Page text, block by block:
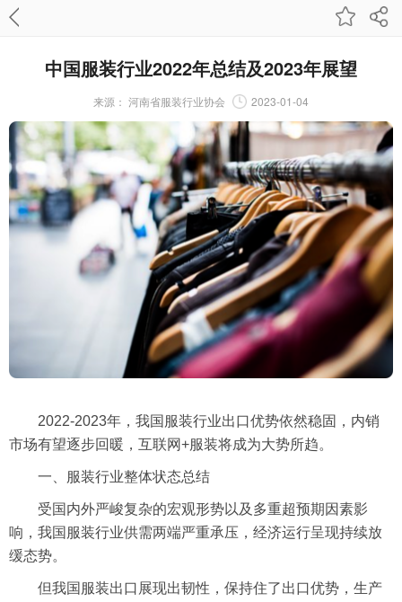
中国服装行业2022年总结及2023年展望
来源： 河南省服装行业协会 2023-01-04
2022-2023年，我国服装行业出口优势依然稳固，内销
市场有望逐步回暖，互联网+服装将成为大势所趋。
一、服装行业整体状态总结
受国内外严峻复杂的宏观形势以及多重超预期因素影
响，我国服装行业供需两端严重承压， 经济运行呈现持续放
缓态势。
但我国服装出口展现出韧性，保持住了出口优势，生产